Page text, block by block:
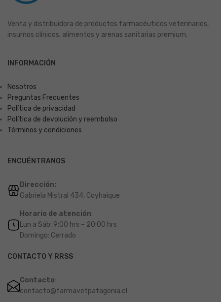
Venta y distribuidora de productos farmacéuticos veterinarios,
insumos clínicos, alimentos y arenas sanitarias premium.
INFORMACIÓN
Nosotros
Preguntas Frecuentes
Política de privacidad
Política de devolución y reembolso
Términos y condiciones
ENCUÉNTRANOS
Dirección:
Gabriela Mistral 434, Coyhaique
Horario de atención:
Lun a Sáb: 9:00 hrs – 20:00 hrs
Domingo: Cerrado
CONTACTO Y RRSS
Contacto:
contacto@farmavetpatagonia.cl